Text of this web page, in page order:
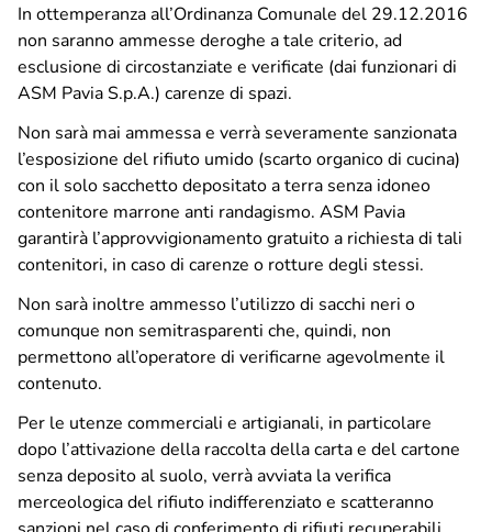
Contatti
Privacy Policy
Note legali
Social media policy
Hai bisogno di info o vuoi inviarci unasegnalazione
unreclamo?
Inviaci una richiesta
In ottemperanza all’Ordinanza Comunale del 29.12.2016
non saranno ammesse deroghe a tale criterio, ad
esclusione di circostanziate e verificate (dai funzionari di
ASM Pavia S.p.A.) carenze di spazi.
Non sarà mai ammessa e verrà severamente sanzionata
l’esposizione del rifiuto umido (scarto organico di cucina)
con il solo sacchetto depositato a terra senza idoneo
contenitore marrone anti randagismo. ASM Pavia
garantirà l’approvvigionamento gratuito a richiesta di tali
contenitori, in caso di carenze o rotture degli stessi.
Non sarà inoltre ammesso l’utilizzo di sacchi neri o
comunque non semitrasparenti che, quindi, non
permettono all’operatore di verificarne agevolmente il
contenuto.
Per le utenze commerciali e artigianali, in particolare
dopo l’attivazione della raccolta della carta e del cartone
senza deposito al suolo, verrà avviata la verifica
merceologica del rifiuto indifferenziato e scatteranno
sanzioni nel caso di conferimento di rifiuti recuperabili